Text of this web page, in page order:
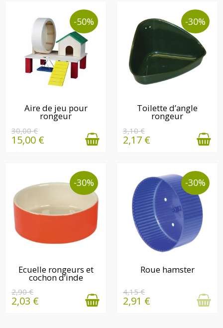
-50%
DERNIÈRE(S)
QUANTITÉ(S)
DISPONIBLE(S)
Aire de jeu pour
rongeur
30,00 €
15,00 €
-30%
DERNIÈRE(S)
QUANTITÉ(S)
DISPONIBLE(S)
Toilette d’angle
rongeur
3,10 €
2,17 €
-30%
DERNIÈRE(S)
QUANTITÉ(S)
DISPONIBLE(S)
Ecuelle rongeurs et
cochon d’inde
2,90 €
2,03 €
-30%
EN STOCK
Roue hamster
4,15 €
2,91 €